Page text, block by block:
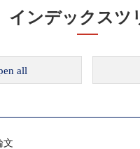
インデックスツ
all
文